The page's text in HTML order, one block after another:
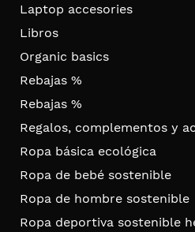
Laptop accesories
Libros
Organic basics
Rebajas %
Rebajas %
Regalos, complementos y
Ropa básica ecológica
Ropa de bebé sostenible
Ropa de hombre sostenible
Ropa deportiva sostenible